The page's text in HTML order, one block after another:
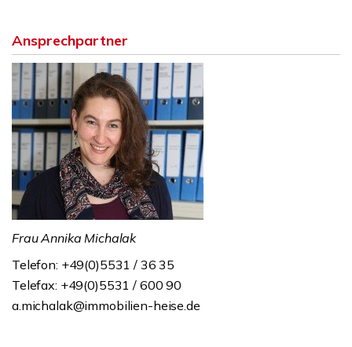
Ansprechpartner
Frau Annika Michalak
Telefon: +49(0)5531 / 36 35
Telefax: +49(0)5531 / 600 90
a.michalak@immobilien-heise.de